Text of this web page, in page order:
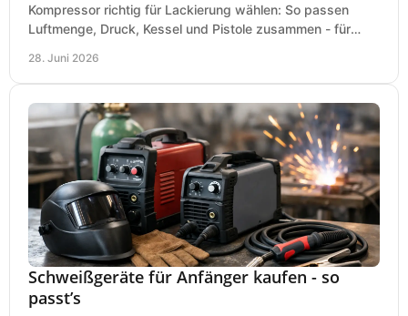
Kompressor richtig für Lackierung wählen: So passen
Luftmenge, Druck, Kessel und Pistole zusammen - für
28. Juni 2026
Schweißgeräte für Anfänger kaufen - so
passt’s